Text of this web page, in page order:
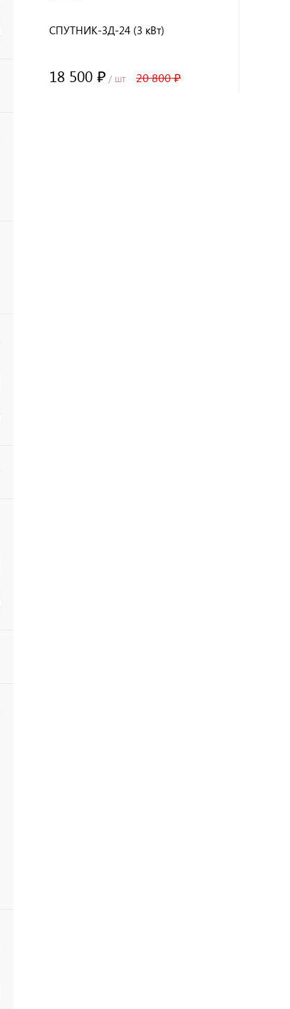
СПУТНИК-3Д-24 (3 кВт)
18 500 ₽ / шт 20 800 ₽